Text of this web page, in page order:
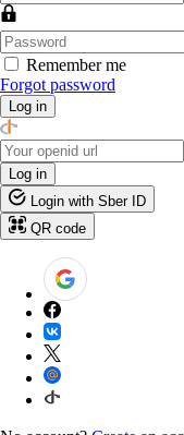
Remember me
Forgot password
Log in
Log in
Login with Sber ID
QR code